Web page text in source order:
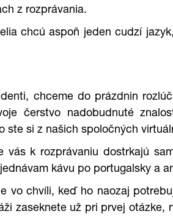
z rozprávania.
chcú aspoň jeden cudzí
chceme do prázdnin
čerstvo nadobudnuté
si z našich spoločných
vás k rozprávaniu dostrkajú
kávu po portugalsky a
vo chvíli, keď ho naozaj
zaseknete už pri prvej otázke,